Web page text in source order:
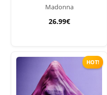
Madonna
26.99€
HOT!